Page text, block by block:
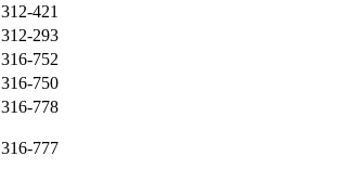
312-421
312-293
316-752
316-750
316-778
316-777